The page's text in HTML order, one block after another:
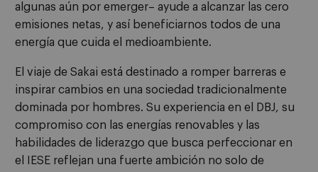
algunas aún por emerger– ayude a alcanzar las cero
emisiones netas, y así beneficiarnos todos de una
energía que cuida el medioambiente.
El viaje de Sakai está destinado a romper barreras e
inspirar cambios en una sociedad tradicionalmente
dominada por hombres. Su experiencia en el DBJ, su
compromiso con las energías renovables y las
habilidades de liderazgo que busca perfeccionar en
el IESE reflejan una fuerte ambición no solo de